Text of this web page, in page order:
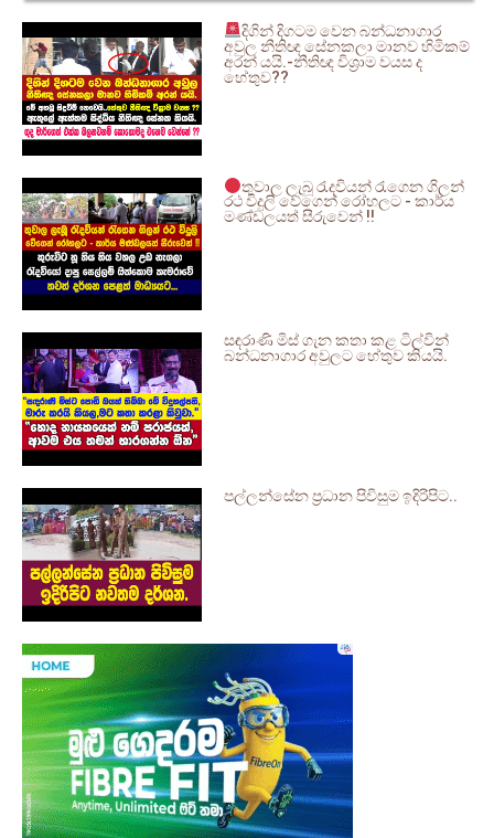
දිගින් දිගටම වෙන බන්ධනාගාර
අවුල නීතිඥ සේනකලා මානව හිමිකම්
අරන් යයි.-නීතිඥ විශ්‍රාම වයස ද
හේතුව??
තුවාල ලැබූ රැදවියන් රැගෙන ගිලන්
රථ විදුලි වේගෙන් රෝහලට - කාර්ය
මණ්ඩලයත් සීරුවෙන් !!
සඳරාණි මිස් ගැන කතා කළ ටිල්වින්
බන්ධනාගාර අවුලට හේතුව කියයි.
පල්ලන්සේන ප්‍රධාන පිවිසුම ඉදිරිපිට..